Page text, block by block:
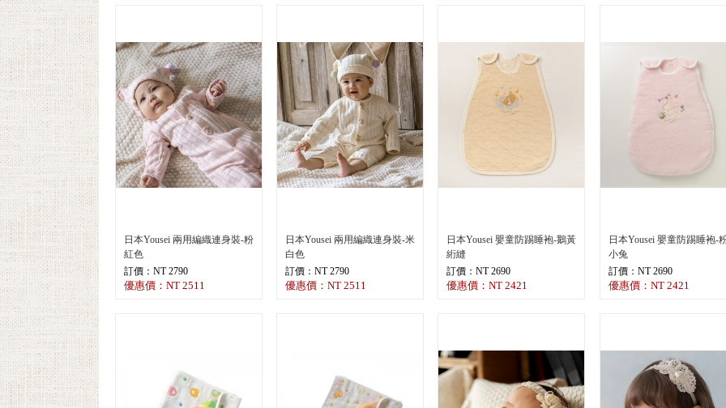
日本Yousei 兩用編織連身裝-粉
紅色
訂價：NT 2790
優惠價：NT 2511
日本Yousei 兩用編織連身裝-米
白色
訂價：NT 2790
優惠價：NT 2511
日本Yousei 嬰童防踢睡袍-鵝黃
絎縫
訂價：NT 2690
優惠價：NT 2421
日本Yousei 嬰童防踢睡袍-
小兔
訂價：NT 2690
優惠價：NT 2421